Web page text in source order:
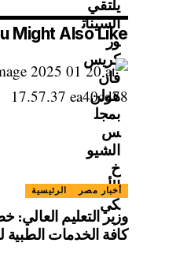
Might Also Like
أخبار مصر الرئيسية
وزير التعليم العالي:
كافة الخدمات الطبية